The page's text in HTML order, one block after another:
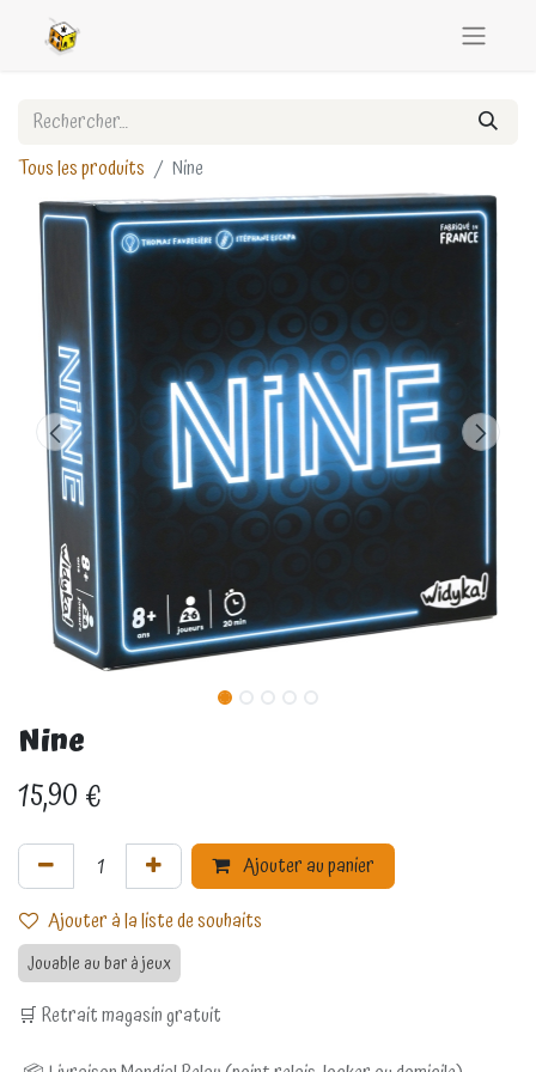
Tous les produits Nine
Nine
15,90€
Ajouter au panier
Ajouter à la liste de souhaits
Jouable au bar à jeux
🛒 Retrait magasin gratuit